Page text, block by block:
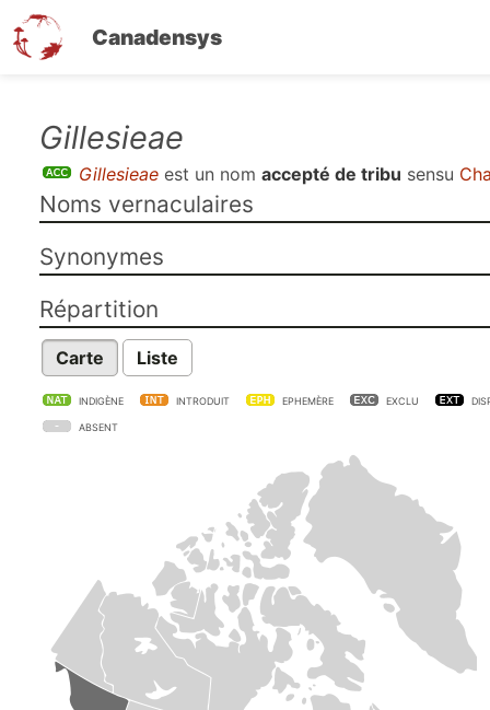
Canadensys
contenu
principal
Gillesieae
Gillesieae est un nom accepté de tribu sensu
Noms vernaculaires
Synonymes
Répartition
Carte Liste
INDIGÈNE INTRODUIT EPHEMÈRE EXCLU
ABSENT